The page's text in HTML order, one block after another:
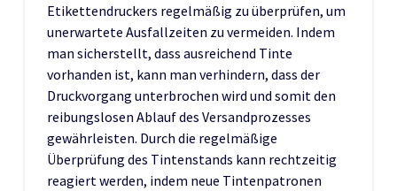
Etikettendruckers regelmäßig zu überprüfen, um
unerwartete Ausfallzeiten zu vermeiden. Indem
man sicherstellt, dass ausreichend Tinte
vorhanden ist, kann man verhindern, dass der
Druckvorgang unterbrochen wird und somit den
reibungslosen Ablauf des Versandprozesses
gewährleisten. Durch die regelmäßige
Überprüfung des Tintenstands kann rechtzeitig
reagiert werden, indem neue Tintenpatronen